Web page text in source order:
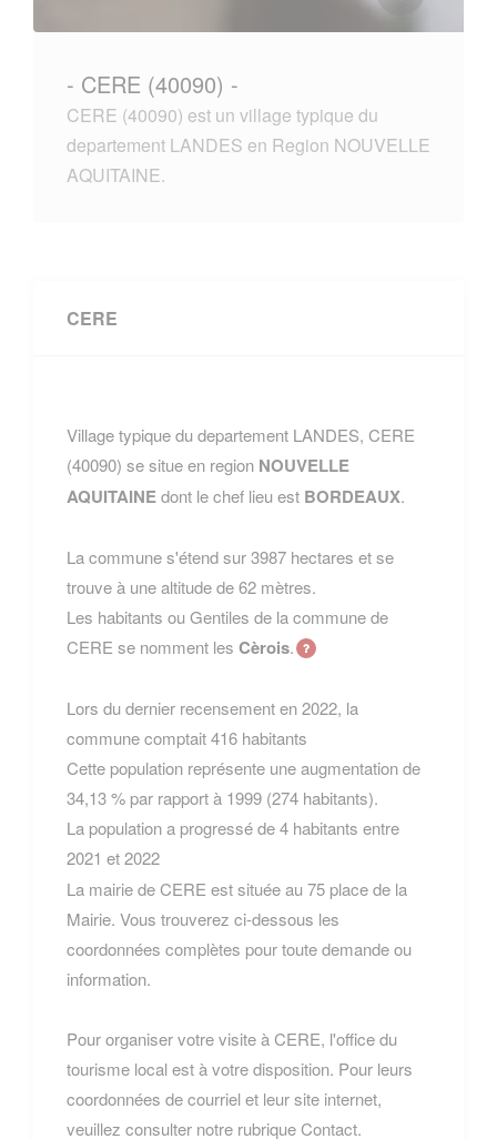
- CERE (40090) -
CERE (40090) est un village typique du
departement LANDES en Region NOUVELLE
AQUITAINE.
CERE
Village typique du departement LANDES, CERE
(40090) se situe en region NOUVELLE
AQUITAINEdont le chef lieu est BORDEAUX.
La commune s'étend sur 3987 hectares et se
trouve à une altitude de 62 mètres.
Les habitants ou Gentiles de la commune de
CERE se nomment les Cèrois.
Lors du dernier recensement en 2022, la
commune comptait 416 habitants
Cette population représente une augmentation de
34,13 % par rapport à 1999 (274 habitants).
La population a progressé de 4 habitants entre
2021 et 2022
La mairie de CERE est située au 75 place de la
Mairie. Vous trouverez ci-dessous les
coordonnées complètes pour toute demande ou
information.
Pour organiser votre visite à CERE, l'office du
tourisme local est à votre disposition. Pour leurs
coordonnées de courriel et leur site internet,
veuillez consulter notre rubrique Contact.